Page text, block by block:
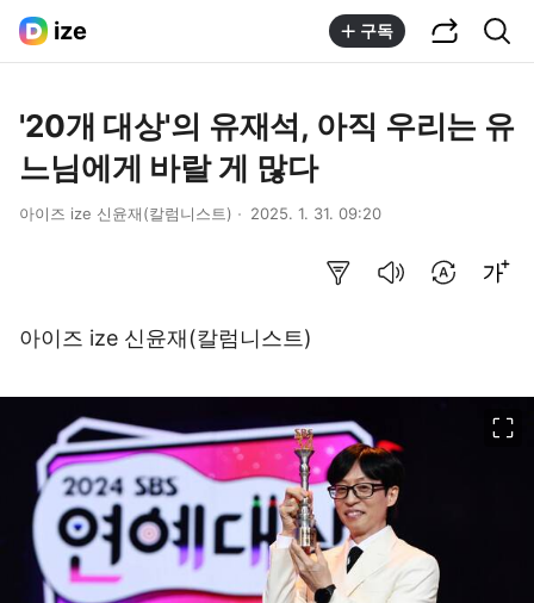
ize 구독
'20개 대상'의 유재석, 아직 우리는 유
느님에게 바랄 게 많다
아이즈 ize 신윤재(칼럼니스트) 2025. 1. 31. 09:20
아이즈 ize 신윤재(칼럼니스트)